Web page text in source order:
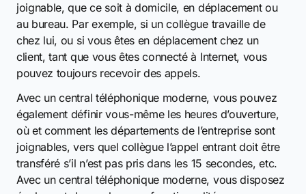
joignable, que ce soit à domicile, en déplacement ou
au bureau. Par exemple, si un collègue travaille de
chez lui, ou si vous êtes en déplacement chez un
client, tant que vous êtes connecté à Internet, vous
pouvez toujours recevoir des appels.
Avec un central téléphonique moderne, vous pouvez
également définir vous-même les heures d’ouverture,
où et comment les départements de l’entreprise sont
joignables, vers quel collègue l’appel entrant doit être
transféré s’il n’est pas pris dans les 15 secondes, etc.
Avec un central téléphonique moderne, vous disposez